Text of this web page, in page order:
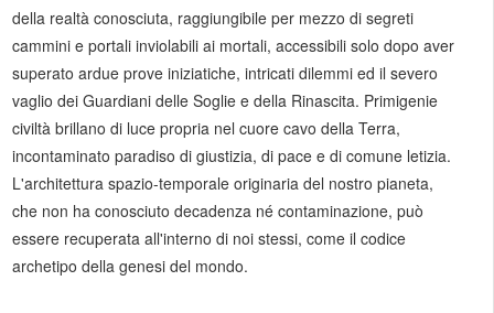
della realtà conosciuta, raggiungibile per mezzo di segreti
cammini e portali inviolabili ai mortali, accessibili solo dopo aver
superato ardue prove iniziatiche, intricati dilemmi ed il severo
vaglio dei Guardiani delle Soglie e della Rinascita. Primigenie
civiltà brillano di luce propria nel cuore cavo della Terra,
incontaminato paradiso di giustizia, di pace e di comune letizia.
L'architettura spazio-temporale originaria del nostro pianeta,
che non ha conosciuto decadenza né contaminazione, può
essere recuperata all'interno di noi stessi, come il codice
archetipo della genesi del mondo.